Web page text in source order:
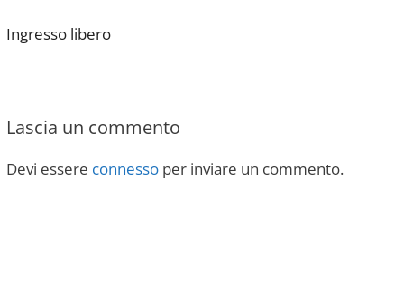
Ingresso libero
Lascia un commento
Devi essere connesso per inviare un commento.